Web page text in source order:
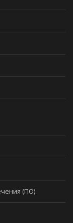
(ПО)